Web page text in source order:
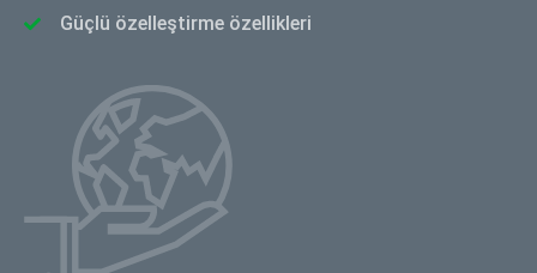
Güçlü özelleştirme özellikleri